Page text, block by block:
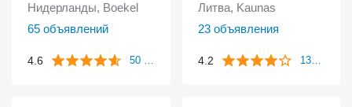
Нидерланды, Boekel
65 объявлений
4.6 50 отзывов
Литва, Kaunas
23 объявления
4.2 1394 отзыва